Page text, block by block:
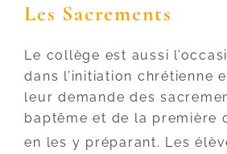
Les Sacrements
Le collège est aussi
dans l’initiation chrétienne
leur demande des
baptême et de la première
en les y préparant. Les